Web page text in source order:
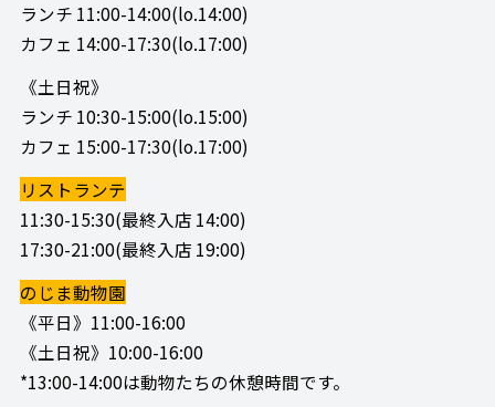
ランチ 11:00-14:00(lo.14:00)
カフェ 14:00-17:30(lo.17:00)
《土日祝》
ランチ 10:30-15:00(lo.15:00)
カフェ 15:00-17:30(lo.17:00)
リストランテ
11:30-15:30(最終入店 14:00)
17:30-21:00(最終入店 19:00)
のじま動物園
《平日》11:00-16:00
《土日祝》10:00-16:00
*13:00-14:00は動物たちの休憩時間です。